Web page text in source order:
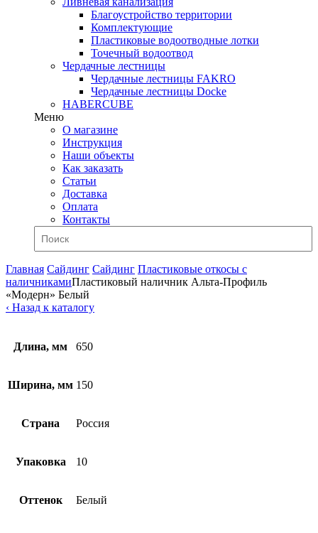
Благоустройство территории
Комплектующие
Пластиковые водоотводные лотки
Точечный водоотвод
Чердачные лестницы
Чердачные лестницы FAKRO
Чердачные лестницы Docke
HABERCUBE
Меню
О магазине
Инструкция
Наши объекты
Как заказать
Статьи
Доставка
Оплата
Контакты
Главная Сайдинг Сайдинг Пластиковые откосы с
наличникамиПластиковый наличник Альта-Профиль
«Модерн» Белый
‹ Назад к каталогу
Длина, мм 650
Ширина, мм 150
Страна Россия
Упаковка 10
Оттенок Белый